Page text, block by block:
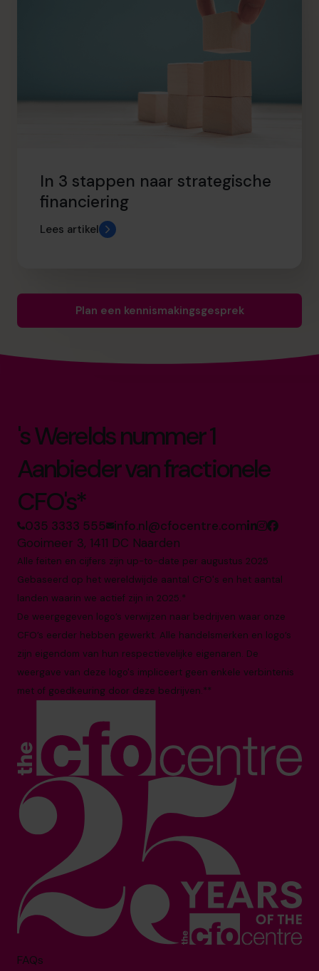
In 3 stappen naar strategische
financiering
Lees artikel
Plan een kennismakingsgesprek
's Werelds nummer 1
Aanbieder van fractionele
CFO's*
035 3333 555 info.nl@cfocentre.com
Gooimeer 3, 1411 DC Naarden
Alle feiten en cijfers zijn up-to-date per augustus 2025
Gebaseerd op het wereldwijde aantal CFO's en het aantal
landen waarin we actief zijn in 2025.*
De weergegeven logo’s verwijzen naar bedrijven waar onze
CFO’s eerder hebben gewerkt. Alle handelsmerken en logo’s
zijn eigendom van hun respectievelijke eigenaren. De
weergave van deze logo's impliceert geen enkele verbintenis
met of goedkeuring door deze bedrijven.**
FAQs